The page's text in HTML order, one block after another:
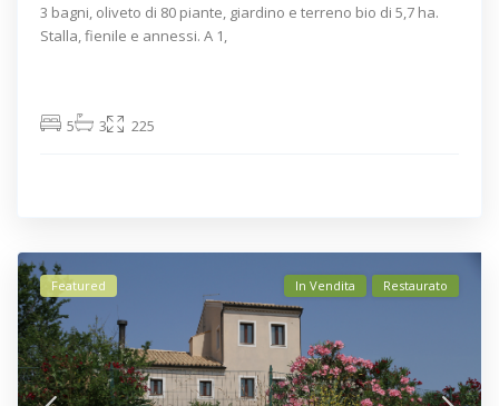
3 bagni, oliveto di 80 piante, giardino e terreno bio di 5,7 ha.
Stalla, fienile e annessi. A 1,
5 3 225
Featured In Vendita Restaurato